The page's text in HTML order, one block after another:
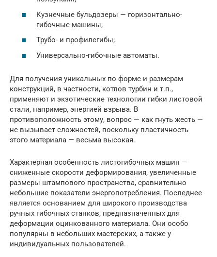
Кузнечные бульдозеры — горизонтально-
гибочные машины;
Трубо- и профилегибы;
Универсально-гибочные автоматы.
Для получения уникальных по форме и размерам
конструкций, в частности, котлов турбин и т.п.,
применяют и экзотические технологии гибки листовой
стали, например, энергией взрыва. В
противоположность этому, вопрос — как гнуть жесть —
не вызывает сложностей, поскольку пластичность
этого материала — весьма высокая.
Характерная особенность листогибочных машин —
сниженные скорости деформирования, увеличенные
размеры штампового пространства, сравнительно
небольшие показатели энергопотребления. Последнее
является основанием для широкого производства
ручных гибочных станков, предназначенных для
деформации оцинкованного материала. Они особо
популярны в небольших мастерских, а также у
индивидуальных пользователей.